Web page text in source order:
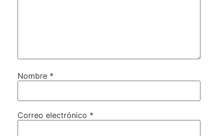
Nombre *
Correo electrónico *